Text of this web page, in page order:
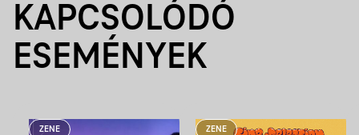
KAPCSOLÓDÓ
ESEMÉNYEK
ZENE ZENE